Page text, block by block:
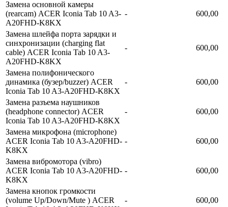
Замена основной камеры
(rearcam) ACER Iconia Tab 10 A3-
A20FHD-K8KX
- 600,00
Замена шлейфа порта зарядки и
синхронизации (charging flat
cable) ACER Iconia Tab 10 A3-
A20FHD-K8KX
- 600,00
Замена полифонического
динамика (бузер/buzzer) ACER
Iconia Tab 10 A3-A20FHD-K8KX
- 600,00
Замена разъема наушников
(headphone connector) ACER
Iconia Tab 10 A3-A20FHD-K8KX
- 600,00
Замена микрофона (microphone)
ACER Iconia Tab 10 A3-A20FHD-
K8KX
- 600,00
Замена вибромотора (vibro)
ACER Iconia Tab 10 A3-A20FHD-
K8KX
- 600,00
Замена кнопок громкости
(volume Up/Down/Mute ) ACER
- 600,00